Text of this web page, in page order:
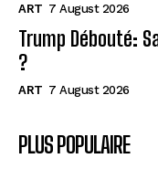
ART 7 August 2026
Trump Débouté:
?
ART 7 August 2026
PLUS POPULAIRE